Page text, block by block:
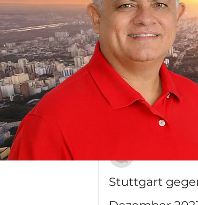
Grupo Dr. Jorge do
Público · 16 membros
Discussão Mídia
Stuttgart